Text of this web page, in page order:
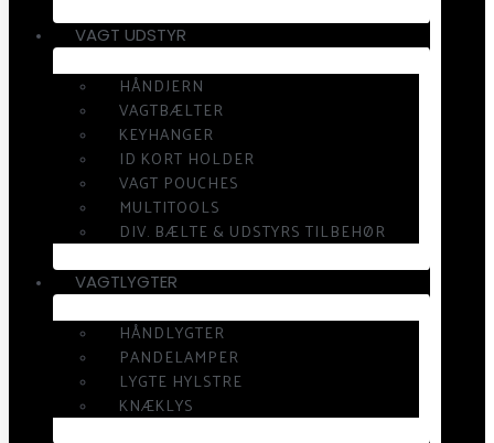
VAGT UDSTYR
HÅNDJERN
VAGTBÆLTER
KEYHANGER
ID KORT HOLDER
VAGT POUCHES
MULTITOOLS
DIV. BÆLTE & UDSTYRS TILBEHØR
VAGTLYGTER
HÅNDLYGTER
PANDELAMPER
LYGTE HYLSTRE
KNÆKLYS